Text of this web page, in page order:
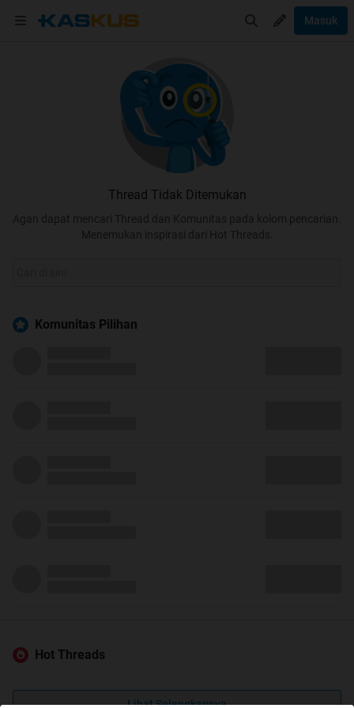
Masuk
Thread Tidak Ditemukan
Agan dapat mencari Thread dan Komunitas pada kolom pencarian.
Menemukan inspirasi dari Hot Threads.
Komunitas Pilihan
Hot Threads
Lihat Selengkapnya